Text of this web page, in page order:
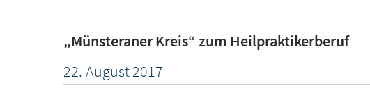
„Münsteraner Kreis“ zum Heilpraktikerberuf
22. August2017